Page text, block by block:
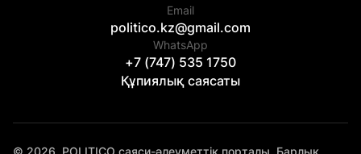
Email
politico.kz@gmail.com
WhatsApp
+7 (747) 535 1750
Құпиялық саясаты
© 2026. POLITICO саяси-әлеуметтік порталы. Барлық